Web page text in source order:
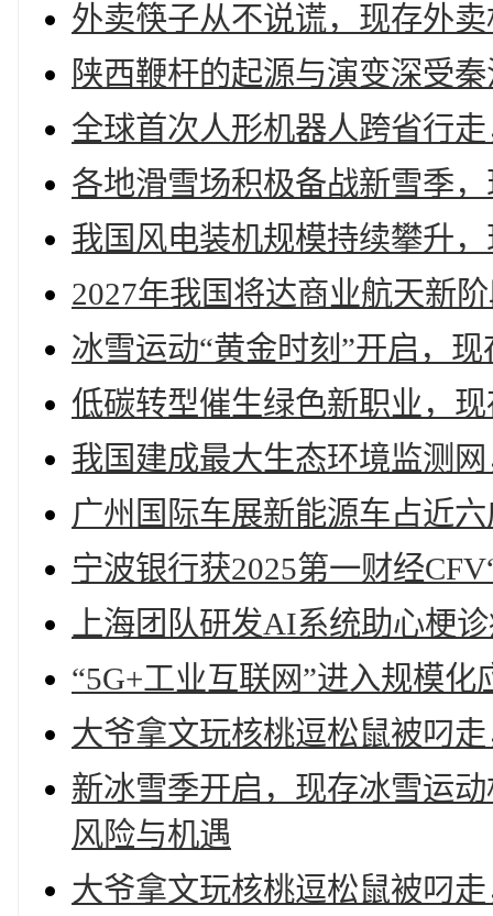
外卖筷子从不说谎，现存外
陕西鞭杆的起源与演变深受
全球首次人形机器人跨省行
各地滑雪场积极备战新雪季
我国风电装机规模持续攀升
2027年我国将达商业航天新
冰雪运动“黄金时刻”开启，
低碳转型催生绿色新职业，
我国建成最大生态环境监测
广州国际车展新能源车占近
宁波银行获2025第一财经
上海团队研发AI系统助心梗
“5G+工业互联网”进入规模
大爷拿文玩核桃逗松鼠被叼
新冰雪季开启，现存冰雪运
风险与机遇
大爷拿文玩核桃逗松鼠被叼